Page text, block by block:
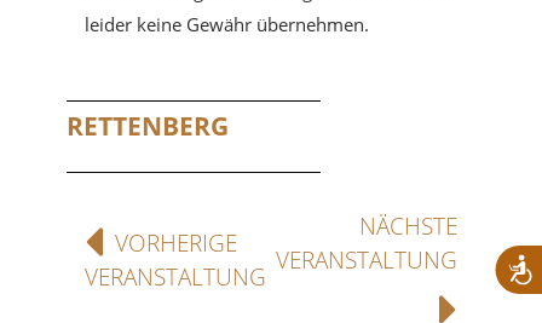
leider keine Gewähr übernehmen.
RETTENBERG
VORHERIGE
VERANSTALTUNG
NÄCHSTE
VERANSTALTUNG